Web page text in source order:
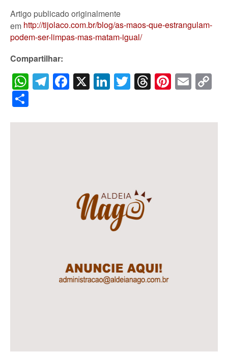
Artigo publicado originalmente
em http://tijolaco.com.br/blog/as-maos-que-estrangulam-
podem-ser-limpas-mas-matam-igual/
Compartilhar:
WhatsApp
Telegram
Facebook
X LinkedIn
Twitter
Threads